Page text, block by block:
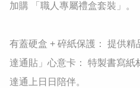
加購 「職人專屬禮盒套裝」。
有蓋硬盒 + 碎紙保護： 提供精
達通貼」心意卡： 特製書寫紙
達通上日日陪伴。